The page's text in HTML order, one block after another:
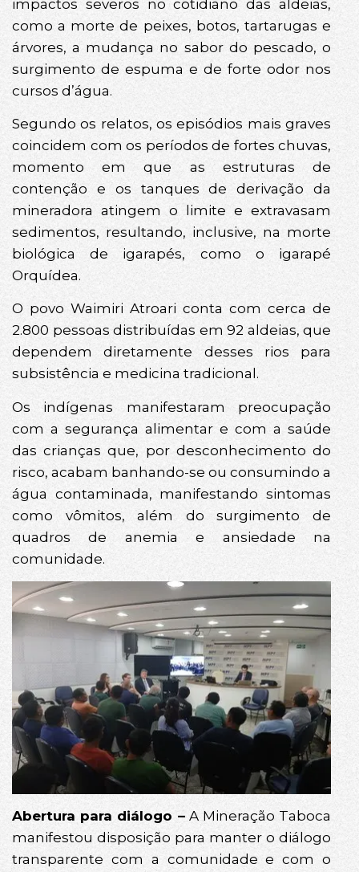
impactos severos no cotidiano das aldeias,
como a morte de peixes, botos, tartarugas e
árvores, a mudança no sabor do pescado, o
surgimento de espuma e de forte odor nos
cursos d’água.
Segundo os relatos, os episódios mais graves
coincidem com os períodos de fortes chuvas,
momento em que as estruturas de
contenção e os tanques de derivação da
mineradora atingem o limite e extravasam
sedimentos, resultando, inclusive, na morte
biológica de igarapés, como o igarapé
Orquídea.
O povo Waimiri Atroari conta com cerca de
2.800 pessoas distribuídas em 92 aldeias, que
dependem diretamente desses rios para
subsistência e medicina tradicional.
Os indígenas manifestaram preocupação
com a segurança alimentar e com a saúde
das crianças que, por desconhecimento do
risco, acabam banhando-se ou consumindo a
água contaminada, manifestando sintomas
como vômitos, além do surgimento de
quadros de anemia e ansiedade na
comunidade.
Abertura para diálogo –A Mineração Taboca
manifestou disposição para manter o diálogo
transparente com a comunidade e com o